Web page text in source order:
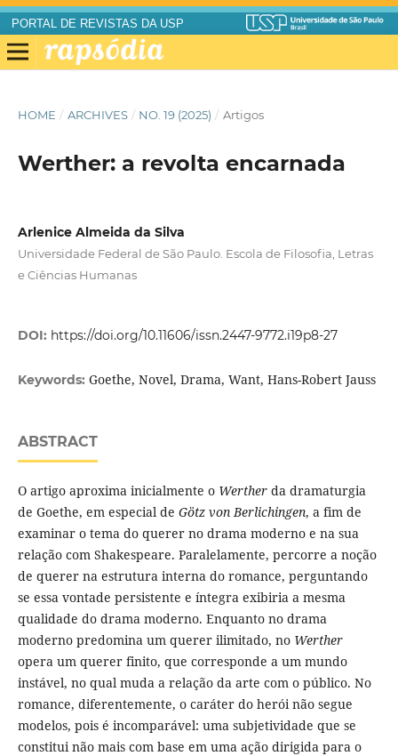
PORTAL DE REVISTAS DA USP
HOME / ARCHIVES / NO. 19 (2025) / Artigos
Werther: a revolta encarnada
Arlenice Almeida da Silva
Universidade Federal de São Paulo. Escola de Filosofia, Letras
e Ciências Humanas
DOI: https://doi.org/10.11606/issn.2447-9772.i19p8-27
Keywords: Goethe, Novel, Drama, Want, Hans-Robert Jauss
ABSTRACT
O artigo aproxima inicialmente o Wertherda dramaturgia
de Goethe, em especial de Götz von Berlichingen, a fim de
examinar o tema do querer no drama moderno e na sua
relação com Shakespeare. Paralelamente, percorre a noção
de querer na estrutura interna do romance, perguntando
se essa vontade persistente e íntegra exibiria a mesma
qualidade do drama moderno. Enquanto no drama
moderno predomina um querer ilimitado, no Werther
opera um querer finito, que corresponde a um mundo
instável, no qual muda a relação da arte com o público. No
romance, diferentemente, o caráter do herói não segue
modelos, pois é incomparável: uma subjetividade que se
constitui não mais com base em uma ação dirigida para o